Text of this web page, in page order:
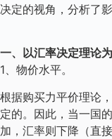
决定的视角，分析了
一、以汇率决定理论
1、物价水平。
根据购买力平价理论
定的。因此，当一国
加，汇率则下降（直